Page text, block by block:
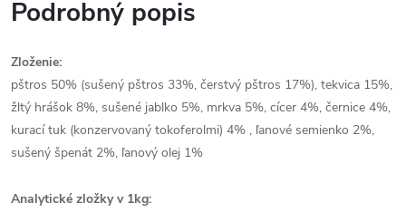
Podrobný popis
Zloženie:
pštros 50% (sušený pštros 33%, čerstvý pštros 17%), tekvica 15%,
žltý hrášok 8%, sušené jablko 5%, mrkva 5%, cícer 4%, černice 4%,
kurací tuk (konzervovaný tokoferolmi) 4% , ľanové semienko 2%,
sušený špenát 2%, ľanový olej 1%
Analytické zložky v 1kg: